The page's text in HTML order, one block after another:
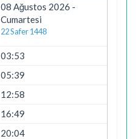
08 Ağustos 2026 -
Cumartesi
22 Safer 1448
03:53
05:39
12:58
16:49
20:04